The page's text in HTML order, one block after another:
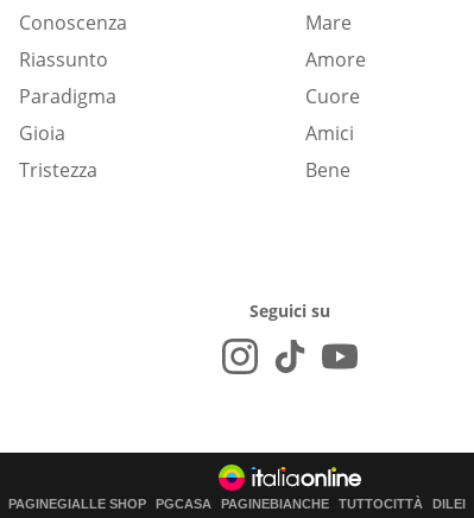
Conoscenza
Riassunto
Paradigma
Gioia
Tristezza
Mare
Amore
Cuore
Amici
Bene
Seguici su
PAGINEGIALLE SHOP PGCASA PAGINEBIANCHE TUTTOCITTÀ DILEI